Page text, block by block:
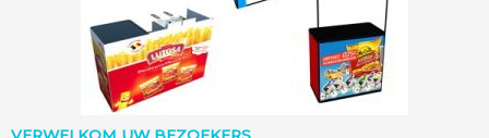
VERWELKOM UW BEZOEKERS